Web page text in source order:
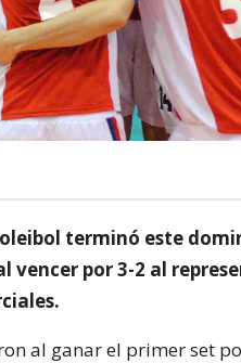
terminó este
vencer por 3-2 al
al ganar el primer set